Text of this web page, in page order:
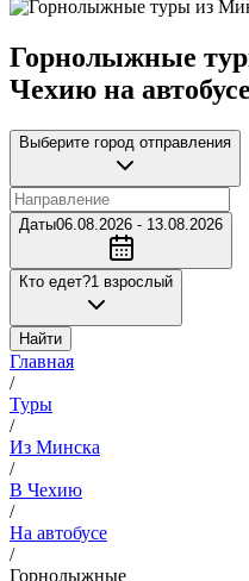
Горнолыжные
Чехию на автобусе
Выберите город отправления
Даты06.08.2026 - 13.08.2026
Кто едет?1 взрослый
Найти
Главная
/
Туры
/
Из Минска
/
В Чехию
/
На автобусе
/
Горнолыжные